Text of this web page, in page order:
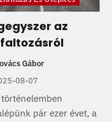
az
Gábor
08-07
történelemben
pár ezer évet, a